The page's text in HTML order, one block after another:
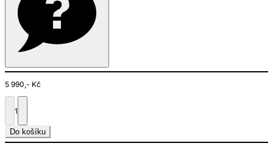
5 990,- Kč
1
Do košíku